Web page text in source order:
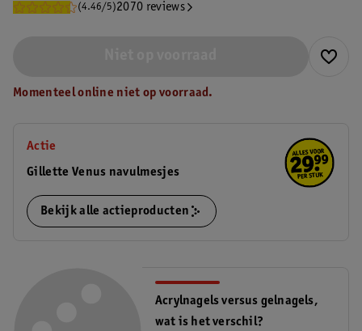
(4.46/5)2070 reviews
Momenteel online niet op voorraad.
Actie
Gillette Venus navulmesjes
Bekijk alle actieproducten
Acrylnagels versus gelnagels,
wat is het verschil?